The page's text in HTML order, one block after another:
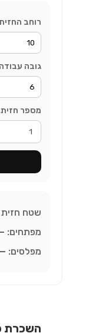
רוחב
גובה
מספר
שטח חזית
מפתחים:
מפלסים: —
השכרת